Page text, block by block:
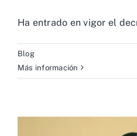
Ha entrado en vigor el
Blog
Más información